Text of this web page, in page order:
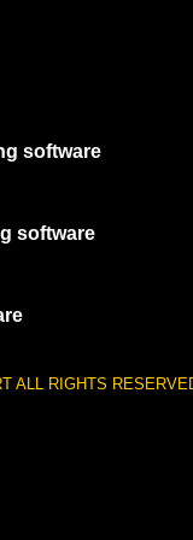
software
software
ALL RIGHTS